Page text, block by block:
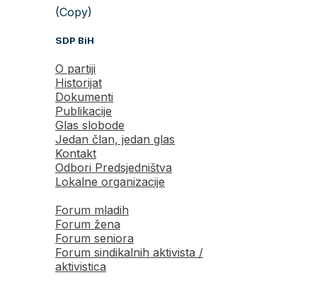
(Copy)
SDP BiH
O partiji
Historijat
Dokumenti
Publikacije
Glas slobode
Jedan član, jedan glas
Kontakt
Odbori Predsjedništva
Lokalne organizacije
Forum mladih
Forum žena
Forum seniora
Forum sindikalnih aktivista /
aktivistica